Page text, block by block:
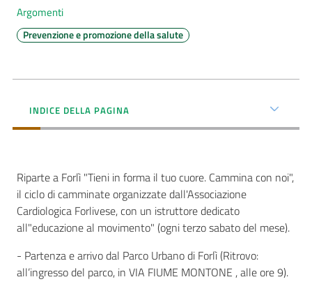
Dedicato
a...
e
su
Argomenti
Prevenzione e promozione della salute
INDICE DELLA PAGINA
Riparte a Forlì "Tieni in forma il tuo cuore. Cammina con noi",
il ciclo di camminate organizzate dall'Associazione
Cardiologica Forlivese, con un istruttore dedicato
all"educazione al movimento" (ogni terzo sabato del mese).
- Partenza e arrivo dal Parco Urbano di Forlì (Ritrovo:
all’ingresso del parco, in VIA FIUME MONTONE , alle ore 9).